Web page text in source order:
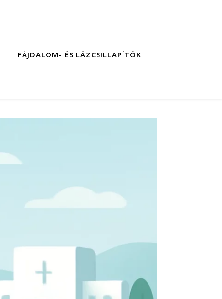
FÁJDALOM- ÉS LÁZCSILLAPÍTÓK